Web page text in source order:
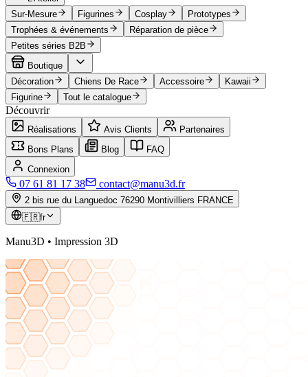
Sur-Mesure
Figurines Cosplay
Prototypes
Trophées & événements
Réparation de pièce
Petites séries B2B
Boutique
Décoration
Chiens De Race Accessoire
Kawaii
Figurine
Tout le catalogue
Découvrir
Réalisations Avis Clients
Partenaires
Bons Plans
Blog
FAQ
Connexion
07 61 81 17 38 contact@manu3d.fr
2 bis rue du Languedoc 76290 Montivilliers FRANCE
🇫🇷fr
Manu3D • Impression 3D